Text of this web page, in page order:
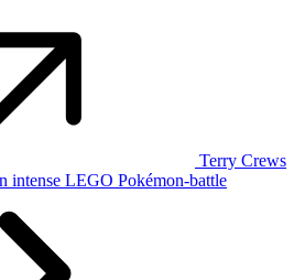
Terry Crews
intense LEGO Pokémon-battle